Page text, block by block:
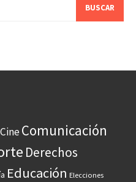
CineComunicación
Derechos
Educación Elecciones